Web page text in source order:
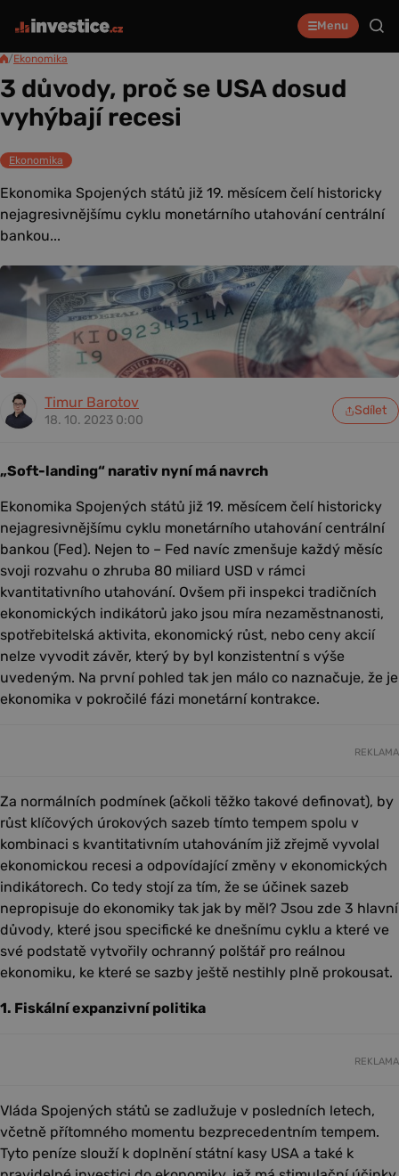
Menu
/Ekonomika
3 důvody, proč se USA dosud
vyhýbají recesi
Ekonomika
Ekonomika Spojených států již 19. měsícem čelí historicky
nejagresivnějšímu cyklu monetárního utahování centrální
bankou...
Timur Barotov
18. 10. 2023 0:00
Sdílet
„Soft-landing“ narativ nyní má navrch
Ekonomika Spojených států již 19. měsícem čelí historicky
nejagresivnějšímu cyklu monetárního utahování centrální
bankou (Fed). Nejen to – Fed navíc zmenšuje každý měsíc
svoji rozvahu o zhruba 80 miliard USD v rámci
kvantitativního utahování. Ovšem při inspekci tradičních
ekonomických indikátorů jako jsou míra nezaměstnanosti,
spotřebitelská aktivita, ekonomický růst, nebo ceny akcií
nelze vyvodit závěr, který by byl konzistentní s výše
uvedeným. Na první pohled tak jen málo co naznačuje, že je
ekonomika v pokročilé fázi monetární kontrakce.
REKLAMA
Za normálních podmínek (ačkoli těžko takové definovat), by
růst klíčových úrokových sazeb tímto tempem spolu v
kombinaci s kvantitativním utahováním již zřejmě vyvolal
ekonomickou recesi a odpovídající změny v ekonomických
indikátorech. Co tedy stojí za tím, že se účinek sazeb
nepropisuje do ekonomiky tak jak by měl? Jsou zde 3 hlavní
důvody, které jsou specifické ke dnešnímu cyklu a které ve
své podstatě vytvořily ochranný polštář pro reálnou
ekonomiku, ke které se sazby ještě nestihly plně prokousat.
1. Fiskální expanzivní politika
REKLAMA
Vláda Spojených států se zadlužuje v posledních letech,
včetně přítomného momentu bezprecedentním tempem.
Tyto peníze slouží k doplnění státní kasy USA a také k